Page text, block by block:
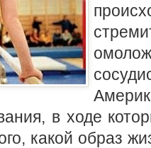
в ходе
какой образ